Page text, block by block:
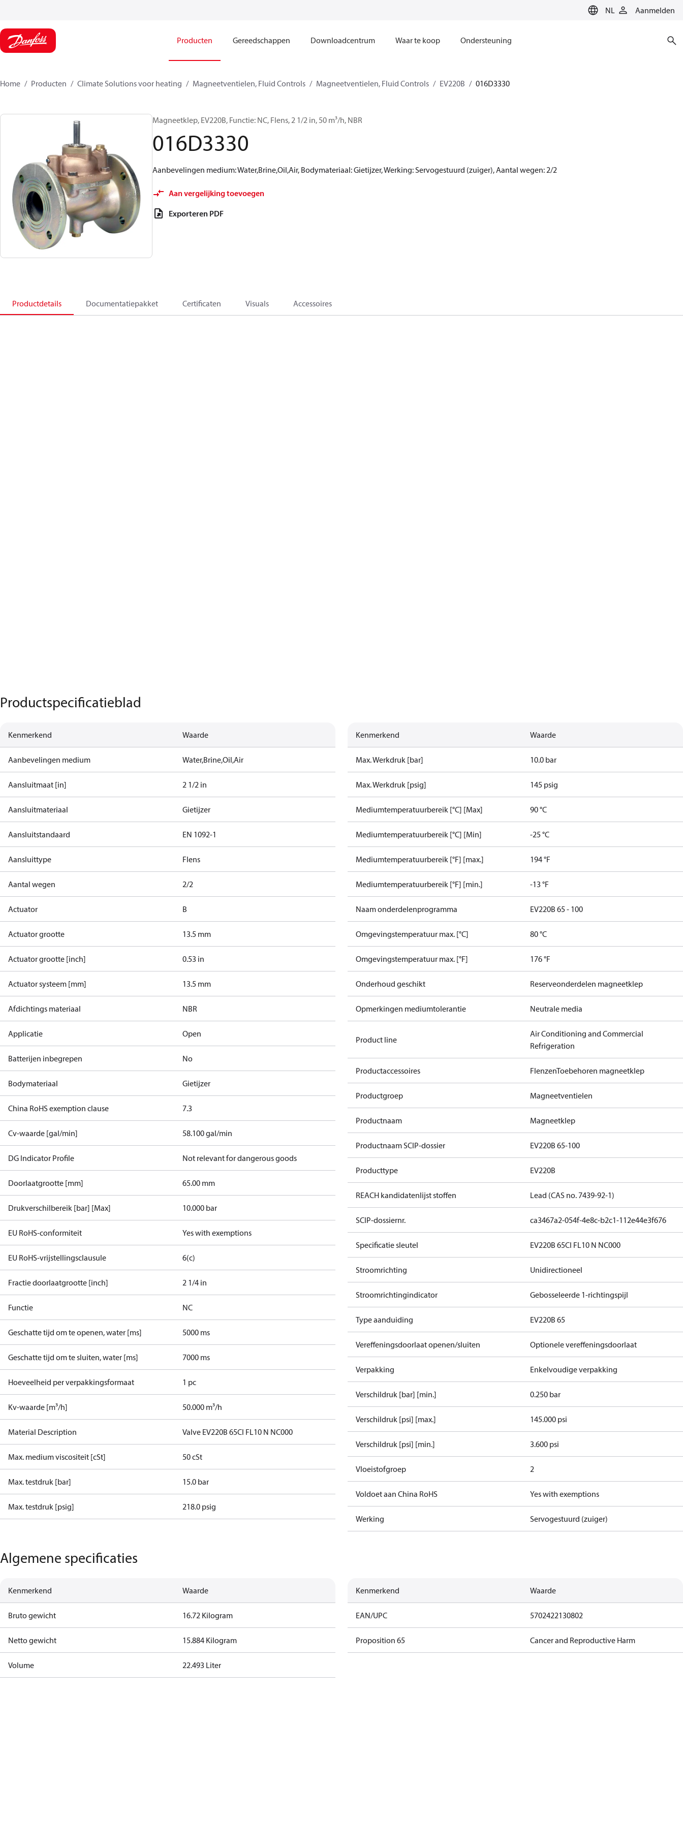
NL Aanmelden
Producten Gereedschappen Downloadcentrum Waar te koop Ondersteuning
Home Producten Climate Solutions voor heating Magneetventielen, Fluid Controls Magneetventielen, Fluid Controls EV220B 016D3330
Magneetklep, EV220B, Functie: NC, Flens, 2 1/2 in, 50 m³/h, NBR
016D3330
Aanbevelingen medium: Water,Brine,Oil,Air, Bodymateriaal: Gietijzer, Werking: Servogestuurd (zuiger), Aantal wegen: 2/2
Aan vergelijking toevoegen
Exporteren PDF
Productdetails Documentatiepakket Certificaten Visuals Accessoires
Productspecificatieblad
Kenmerkend Waarde
Aanbevelingen medium Water,Brine,Oil,Air
Aansluitmaat [in] 2 1/2 in
Aansluitmateriaal Gietijzer
Aansluitstandaard EN 1092-1
Aansluittype Flens
Aantal wegen 2/2
Actuator B
Actuator grootte 13.5 mm
Actuator grootte [inch] 0.53 in
Actuator systeem [mm] 13.5 mm
Afdichtings materiaal NBR
Applicatie Open
Batterijen inbegrepen No
Bodymateriaal Gietijzer
China RoHS exemption clause 7.3
Cv-waarde [gal/min] 58.100 gal/min
DG Indicator Profile Not relevant for dangerous goods
Doorlaatgrootte [mm] 65.00 mm
Drukverschilbereik [bar] [Max] 10.000 bar
EU RoHS-conformiteit Yes with exemptions
EU RoHS-vrijstellingsclausule 6(c)
Fractie doorlaatgrootte [inch] 2 1/4 in
Functie NC
Geschatte tijd om te openen, water [ms] 5000 ms
Geschatte tijd om te sluiten, water [ms] 7000 ms
Hoeveelheid per verpakkingsformaat 1 pc
Kv-waarde [m³/h] 50.000 m³/h
Material Description Valve EV220B 65CI FL10 N NC000
Max. medium viscositeit [cSt] 50 cSt
Max. testdruk [bar] 15.0 bar
Max. testdruk [psig] 218.0 psig
Kenmerkend Waarde
Max. Werkdruk [bar] 10.0 bar
Max. Werkdruk [psig] 145 psig
Mediumtemperatuurbereik [°C] [Max] 90 °C
Mediumtemperatuurbereik [°C] [Min] -25 °C
Mediumtemperatuurbereik [°F] [max.] 194 °F
Mediumtemperatuurbereik [°F] [min.] -13 °F
Naam onderdelenprogramma EV220B 65 - 100
Omgevingstemperatuur max. [°C] 80 °C
Omgevingstemperatuur max. [°F] 176 °F
Onderhoud geschikt Reserveonderdelen magneetklep
Opmerkingen mediumtolerantie Neutrale media
Product line
Air Conditioning and Commercial
Refrigeration
Productaccessoires FlenzenToebehoren magneetklep
Productgroep Magneetventielen
Productnaam Magneetklep
Productnaam SCIP-dossier EV220B 65-100
Producttype EV220B
REACH kandidatenlijst stoffen Lead (CAS no. 7439-92-1)
SCIP-dossiernr. ca3467a2-054f-4e8c-b2c1-112e44e3f676
Specificatie sleutel EV220B 65CI FL10 N NC000
Stroomrichting Unidirectioneel
Stroomrichtingindicator Gebosseleerde 1-richtingspijl
Type aanduiding EV220B 65
Vereffeningsdoorlaat openen/sluiten Optionele vereffeningsdoorlaat
Verpakking Enkelvoudige verpakking
Verschildruk [bar] [min.] 0.250 bar
Verschildruk [psi] [max.] 145.000 psi
Verschildruk [psi] [min.] 3.600 psi
Vloeistofgroep 2
Voldoet aan China RoHS Yes with exemptions
Werking Servogestuurd (zuiger)
Algemene specificaties
Kenmerkend Waarde
Bruto gewicht 16.72 Kilogram
Netto gewicht 15.884 Kilogram
Volume 22.493 Liter
Kenmerkend Waarde
EAN/UPC 5702422130802
Proposition 65 Cancer and Reproductive Harm